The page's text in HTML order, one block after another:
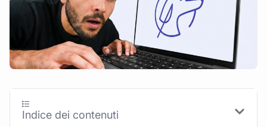
Indice dei contenuti